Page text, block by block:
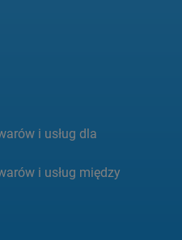
i usług dla
i usług między